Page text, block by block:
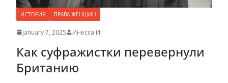
ИСТОРИЯ ПРАВА ЖЕНЩИН
January 7, 2025 Инесса И.
Как суфражистки перевернули
Британию